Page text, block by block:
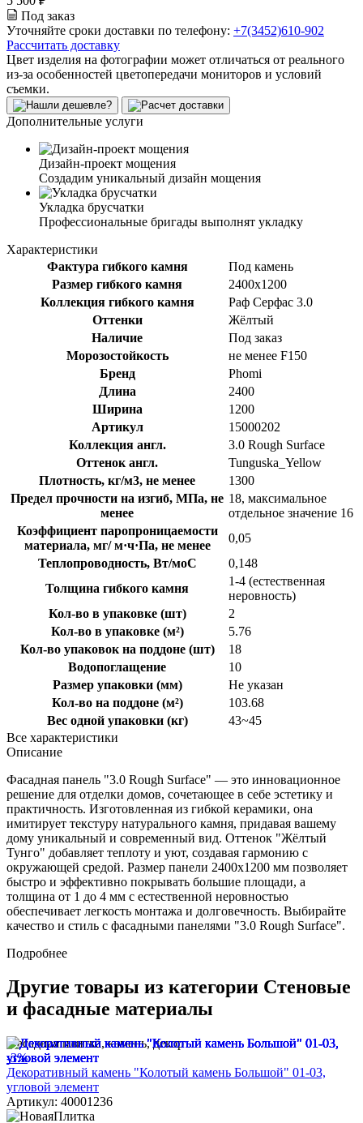
Под заказ
Уточняйте сроки доставки по телефону: +7(3452)610-902
Рассчитать доставку
Цвет изделия на фотографии может отличаться от реального
из-за особенностей цветопередачи мониторов и условий
съемки.
Дополнительные услуги
Дизайн-проект мощения
Создадим уникальный дизайн мощения
Укладка брусчатки
Профессиональные бригады выполнят укладку
Характеристики
Фактура гибкого камня
Под камень
Размер гибкого камня
2400x1200
Коллекция гибкого камня
Раф Серфас 3.0
Оттенки
Жёлтый
Наличие
Под заказ
Морозостойкость
не менее F150
Бренд
Phomi
Длина
2400
Ширина
1200
Артикул
15000202
Коллекция англ.
3.0 Rough Surface
Оттенок англ.
Tunguska_Yellow
Плотность, кг/м3, не менее
1300
Предел прочности на изгиб, МПа, не
менее
18, максимальное
отдельное значение 16
Коэффициент паропроницаемости
материала, мг/ м·ч·Па, не менее
0,05
Теплопроводность, Вт/моС
0,148
Толщина гибкого камня
1-4 (естественная
неровность)
Кол-во в упаковке (шт)
2
Кол-во в упаковке (м²)
5.76
Кол-во упаковок на поддоне (шт)
18
Водопоглащение
10
Размер упаковки (мм)
Не указан
Кол-во на поддоне (м²)
103.68
Вес одной упаковки (кг)
43~45
Все характеристики
Описание
Фасадная панель "3.0 Rough Surface" — это инновационное
решение для отделки домов, сочетающее в себе эстетику и
практичность. Изготовленная из гибкой керамики, она
имитирует текстуру натурального камня, придавая вашему
дому уникальный и современный вид. Оттенок "Жёлтый
Тунго" добавляет теплоту и уют, создавая гармонию с
окружающей средой. Размер панели 2400x1200 мм позволяет
быстро и эффективно покрывать большие площади, а
толщина от 1 до 4 мм с естественной неровностью
обеспечивает легкость монтажа и долговечность. Выбирайте
качество и стиль с фасадными панелями "3.0 Rough Surface".
Подробнее
Другие товары из категории Стеновые
и фасадные материалы
Фасадная плитка, камень, декор
-3%
Декоративный камень "Колотый камень Большой" 01-03,
угловой элемент
Артикул: 40001236